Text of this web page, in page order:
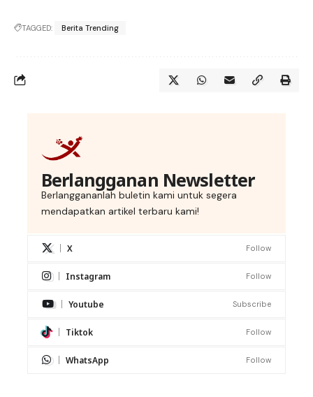
TAGGED: Berita Trending
Berlangganan Newsletter
Berlanggananlah buletin kami untuk segera
mendapatkan artikel terbaru kami!
X Follow
Instagram Follow
Youtube Subscribe
Tiktok Follow
WhatsApp Follow